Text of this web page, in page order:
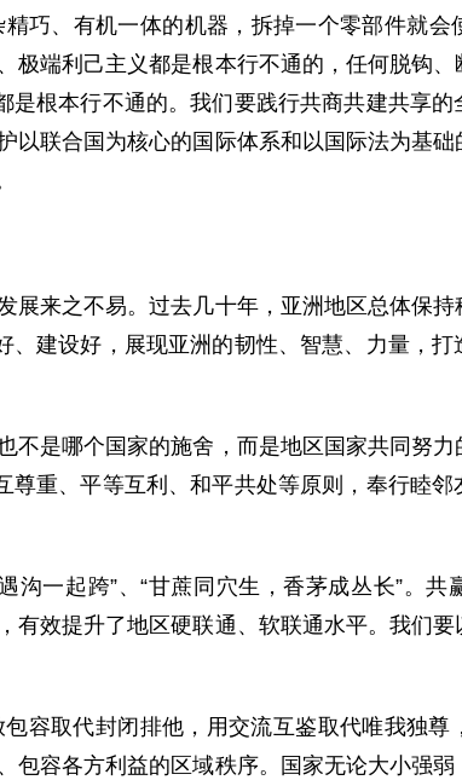
巧、有机一体的机器，拆掉一个零部件就会
端利己主义都是根本行不通的，任何脱钩
根本行不通的。我们要践行共商共建共享
联合国为核心的国际体系和以国际法为基
来之不易。过去几十年，亚洲地区总体保持
建设好，展现亚洲的韧性、智慧、力量，
是哪个国家的施舍，而是地区国家共同努
重、平等互利、和平共处等原则，奉行睦
一起跨”、“甘蔗同穴生，香茅成丛长”。共
效提升了地区硬联通、软联通水平。我们
容取代封闭排他，用交流互鉴取代唯我独尊
容各方利益的区域秩序。国家无论大小强